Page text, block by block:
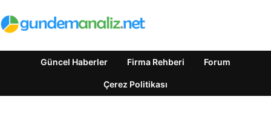
Güncel Haberler Firma Rehberi Forum
Çerez Politikası